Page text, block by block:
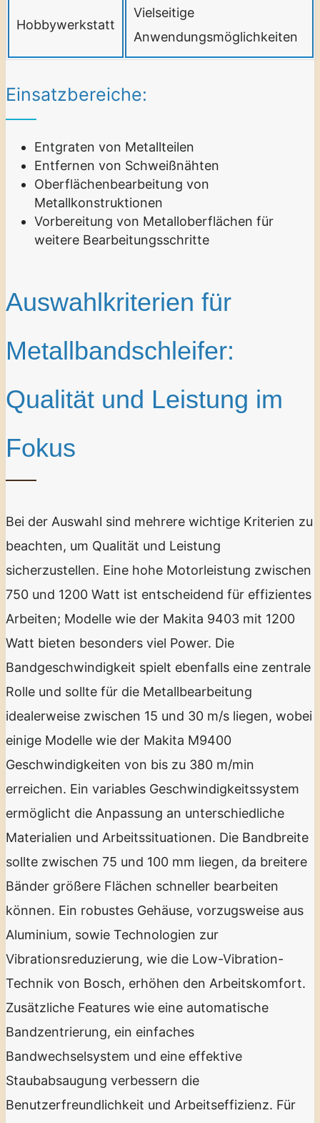
Hobbywerkstatt
Vielseitige
Anwendungsmöglichkeiten
Einsatzbereiche:
Entgraten von Metallteilen
Entfernen von Schweißnähten
Oberflächenbearbeitung von
Metallkonstruktionen
Vorbereitung von Metalloberflächen für
weitere Bearbeitungsschritte
Auswahlkriterien für
Metallbandschleifer:
Qualität und Leistung im
Fokus
Bei der Auswahl sind mehrere wichtige Kriterien zu
beachten, um Qualität und Leistung
sicherzustellen. Eine hohe Motorleistung zwischen
750 und 1200 Watt ist entscheidend für effizientes
Arbeiten; Modelle wie der Makita 9403 mit 1200
Watt bieten besonders viel Power. Die
Bandgeschwindigkeit spielt ebenfalls eine zentrale
Rolle und sollte für die Metallbearbeitung
idealerweise zwischen 15 und 30 m/s liegen, wobei
einige Modelle wie der Makita M9400
Geschwindigkeiten von bis zu 380 m/min
erreichen. Ein variables Geschwindigkeitssystem
ermöglicht die Anpassung an unterschiedliche
Materialien und Arbeitssituationen. Die Bandbreite
sollte zwischen 75 und 100 mm liegen, da breitere
Bänder größere Flächen schneller bearbeiten
können. Ein robustes Gehäuse, vorzugsweise aus
Aluminium, sowie Technologien zur
Vibrationsreduzierung, wie die Low-Vibration-
Technik von Bosch, erhöhen den Arbeitskomfort.
Zusätzliche Features wie eine automatische
Bandzentrierung, ein einfaches
Bandwechselsystem und eine effektive
Staubabsaugung verbessern die
Benutzerfreundlichkeit und Arbeitseffizienz. Für